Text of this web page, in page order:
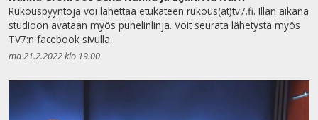
Rukouspyyntöjä voi lähettää etukäteen rukous(at)tv7.fi. Illan aikana
studioon avataan myös puhelinlinja. Voit seurata lähetystä myös
TV7:n facebook sivulla.
ma 21.2.2022 klo 19.00